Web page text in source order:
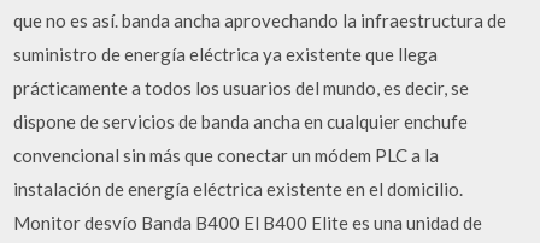
que no es así. banda ancha aprovechando la infraestructura de
suministro de energía eléctrica ya existente que llega
prácticamente a todos los usuarios del mundo, es decir, se
dispone de servicios de banda ancha en cualquier enchufe
convencional sin más que conectar un módem PLC a la
instalación de energía eléctrica existente en el domicilio.
Monitor desvío Banda B400 El B400 Elite es una unidad de